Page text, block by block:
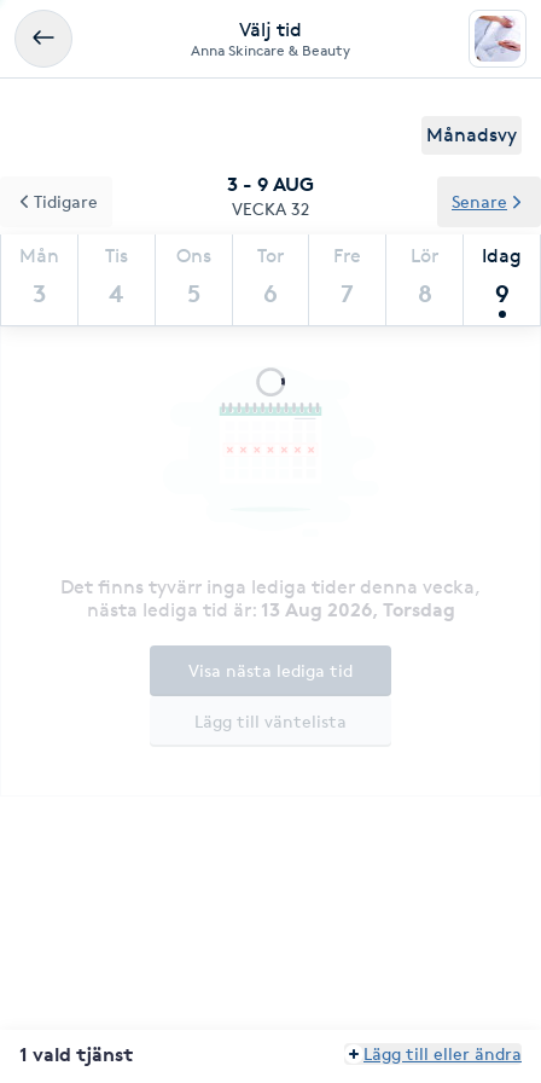
Välj tid
Anna Skincare & Beauty
Månadsvy
3 - 9 AUG
VECKA 32
Mån
3
Tis
4
Ons
5
Tor
6
Fre
7
Lör
8
Idag
9
Tidigare Senare
Det finns tyvärr inga lediga tider denna vecka,
nästa lediga tid är: 13 Aug 2026, Torsdag
Lägg till väntelista
Visa nästa lediga tid
1 vald tjänst Lägg till eller ändra